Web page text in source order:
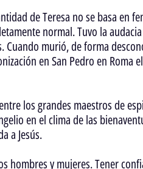
de Teresa no se basa en
normal. Tuvo la
Cuando murió, de forma
en San Pedro en Roma
los grandes maestros de
en el clima de las
a Jesús.
hombres y mujeres. Tener